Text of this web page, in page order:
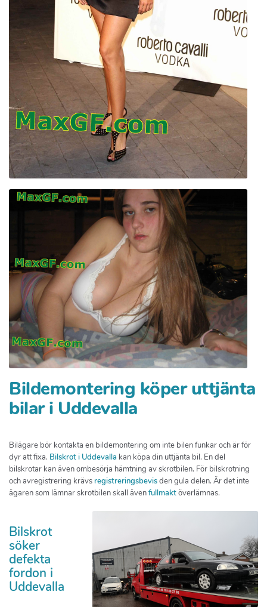
Bildemontering köper uttjänta
bilar i Uddevalla
Bilägare bör kontakta en bildemontering om inte bilen funkar och är för
dyr att fixa. Bilskrot i Uddevalla kan köpa din uttjänta bil. En del
bilskrotar kan även ombesörja hämtning av skrotbilen. För bilskrotning
och avregistrering krävs registreringsbevisden gula delen. Är det inte
ägaren som lämnar skrotbilen skall ävenfullmaktöverlämnas.
Bilskrot
söker
defekta
fordon i
Uddevalla